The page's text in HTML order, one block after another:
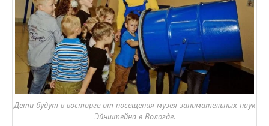
Дети будут в восторге от посещения музея занимательных наук
Эйнштейна в Вологде.